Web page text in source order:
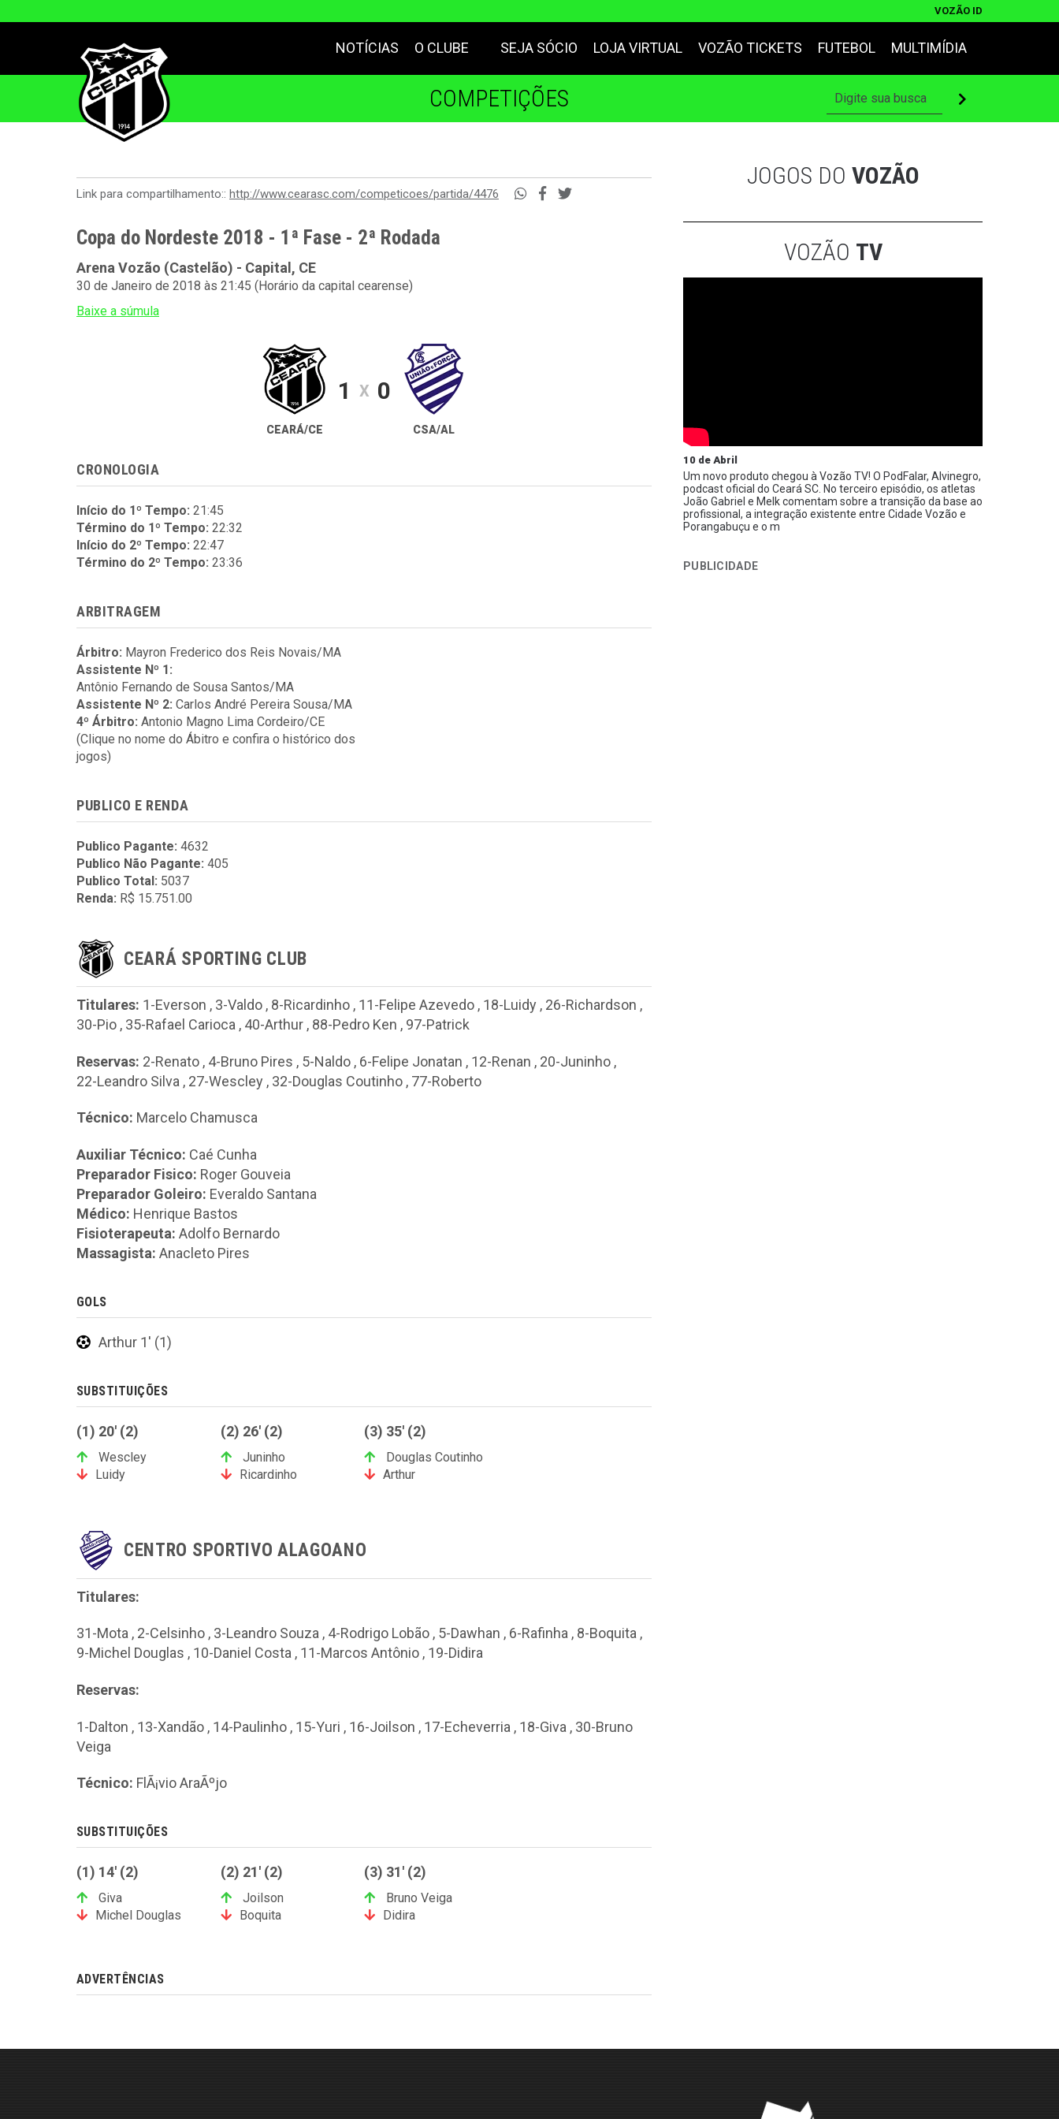
VOZÃO ID
NOTÍCIAS O CLUBE SEJA SÓCIO LOJA VIRTUAL VOZÃO TICKETS FUTEBOL MULTIMÍDIA
COMPETIÇÕES
Link para compartilhamento:: http://www.cearasc.com/competicoes/partida/4476
Copa do Nordeste 2018 - 1ª Fase - 2ª Rodada
Arena Vozão (Castelão) - Capital, CE
30 de Janeiro de 2018 às 21:45 (Horário da capital cearense)
Baixe a súmula
CEARÁ/CE
1 X 0
CSA/AL
CRONOLOGIA
Início do 1º Tempo: 21:45
Término do 1º Tempo: 22:32
Início do 2º Tempo: 22:47
Término do 2º Tempo: 23:36
ARBITRAGEM
Árbitro: Mayron Frederico dos Reis Novais/MA
Assistente Nº 1:
Antônio Fernando de Sousa Santos/MA
Assistente Nº 2: Carlos André Pereira Sousa/MA
4º Árbitro: Antonio Magno Lima Cordeiro/CE
(Clique no nome do Ábitro e confira o histórico dos
jogos)
PUBLICO E RENDA
Publico Pagante: 4632
Publico Não Pagante: 405
Publico Total: 5037
Renda: R$ 15.751.00
CEARÁ SPORTING CLUB
Titulares: 1-Everson , 3-Valdo , 8-Ricardinho , 11-Felipe Azevedo , 18-Luidy , 26-Richardson ,
30-Pio , 35-Rafael Carioca , 40-Arthur , 88-Pedro Ken , 97-Patrick
Reservas: 2-Renato , 4-Bruno Pires , 5-Naldo , 6-Felipe Jonatan , 12-Renan , 20-Juninho ,
22-Leandro Silva , 27-Wescley , 32-Douglas Coutinho , 77-Roberto
Técnico: Marcelo Chamusca
Auxiliar Técnico: Caé Cunha
Preparador Fisico: Roger Gouveia
Preparador Goleiro: Everaldo Santana
Médico: Henrique Bastos
Fisioterapeuta: Adolfo Bernardo
Massagista: Anacleto Pires
GOLS
Arthur 1' (1)
SUBSTITUIÇÕES
(1) 20' (2)
Wescley
Luidy
(2) 26' (2)
Juninho
Ricardinho
(3) 35' (2)
Douglas Coutinho
Arthur
CENTRO SPORTIVO ALAGOANO
Titulares:
31-Mota , 2-Celsinho , 3-Leandro Souza , 4-Rodrigo Lobão , 5-Dawhan , 6-Rafinha , 8-Boquita ,
9-Michel Douglas , 10-Daniel Costa , 11-Marcos Antônio , 19-Didira
Reservas:
1-Dalton , 13-Xandão , 14-Paulinho , 15-Yuri , 16-Joilson , 17-Echeverria , 18-Giva , 30-Bruno
Veiga
Técnico: FlÃ¡vio AraÃºjo
SUBSTITUIÇÕES
(1) 14' (2)
Giva
Michel Douglas
(2) 21' (2)
Joilson
Boquita
(3) 31' (2)
Bruno Veiga
Didira
ADVERTÊNCIAS
JOGOS DO VOZÃO
VOZÃO TV
10 de Abril
Um novo produto chegou à Vozão TV! O PodFalar, Alvinegro,
podcast oficial do Ceará SC. No terceiro episódio, os atletas
João Gabriel e Melk comentam sobre a transição da base ao
profissional, a integração existente entre Cidade Vozão e
Porangabuçu e o m
PUBLICIDADE